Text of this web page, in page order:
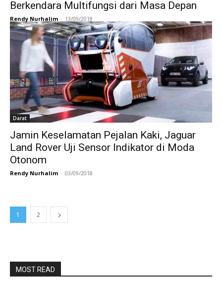
Berkendara Multifungsi dari Masa Depan
Rendy Nurhalim - 13/09/2018
Darat
Jamin Keselamatan Pejalan Kaki, Jaguar
Land Rover Uji Sensor Indikator di Moda
Otonom
Rendy Nurhalim - 03/09/2018
1 2
MOST READ